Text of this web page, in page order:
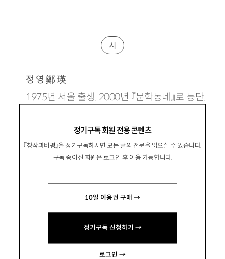
정기구독 회원 전용 콘텐츠
『창작과비평』을 정기구독하시면 모든 글의 전문을 읽으실 수 있습니다.
구독 중이신 회원은 로그인 후 이용 가능합니다.
10일 이용권 구매 →
정기구독 신청하기 →
로그인 →
시
정 영 鄭 瑛
1975년 서울 출생. 2000년 『문학동네』로 등단.
Dakhla; 입구
어젯밤 카에스(Kayes) 마을에 있는 한 극